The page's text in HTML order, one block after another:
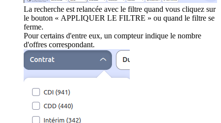
La recherche est relancée avec le filtre quand vous cliquez sur
le bouton « APPLIQUER LE FILTRE » ou quand le filtre se
ferme.
Pour certains d'entre eux, un compteur indique le nombre
d'offres correspondant.